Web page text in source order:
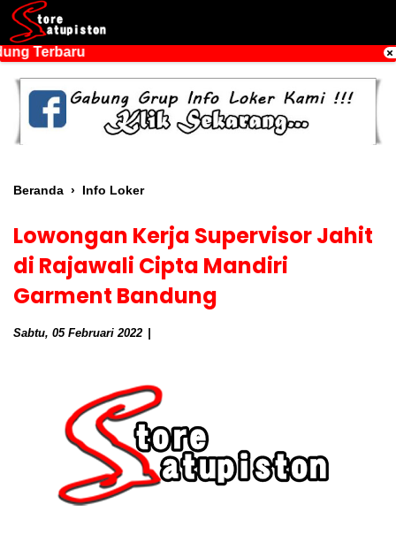
Beranda › Info Loker
Lowongan Kerja Supervisor Jahit
di Rajawali Cipta Mandiri
Garment Bandung
Sabtu, 05 Februari 2022
Terbaru